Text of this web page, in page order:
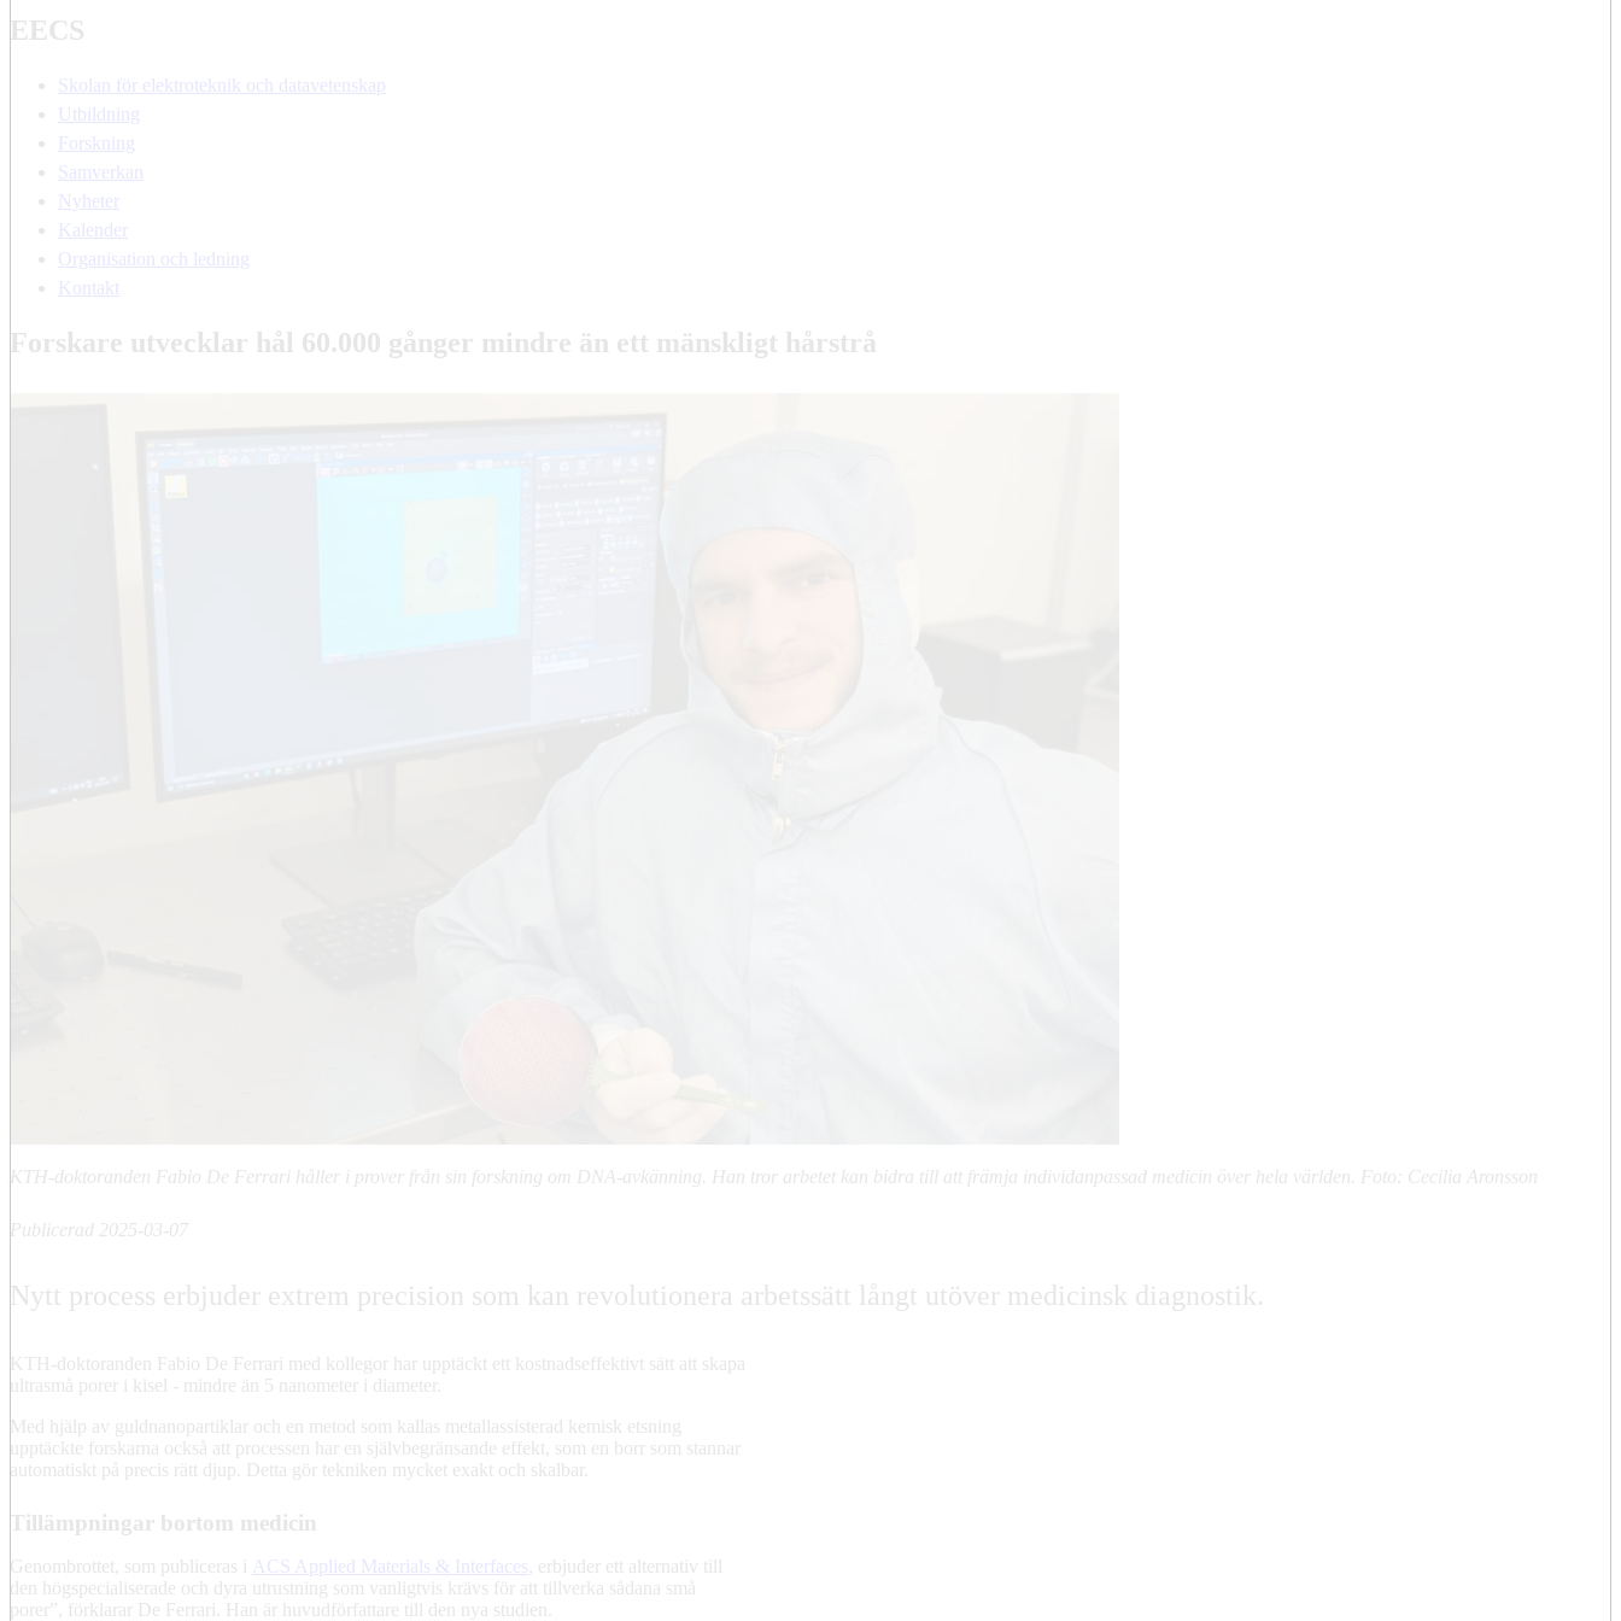
EECS
Skolan för elektroteknik och datavetenskap
Utbildning
Forskning
Samverkan
Nyheter
Kalender
Organisation och ledning
Kontakt
Forskare utvecklar hål 60.000 gånger mindre än ett mänskligt hårstrå
KTH-doktoranden Fabio De Ferrari håller i prover från sin forskning om DNA-avkänning. Han tror arbetet kan bidra till att främja individanpassad medicin över hela världen. Foto: Cecilia Aronsson
Publicerad 2025-03-07
Nytt process erbjuder extrem precision som kan revolutionera arbetssätt långt utöver medicinsk diagnostik.
KTH-doktoranden Fabio De Ferrari med kollegor har upptäckt ett kostnadseffektivt sätt att skapa
ultrasmå porer i kisel - mindre än 5 nanometer i diameter.
Med hjälp av guldnanopartiklar och en metod som kallas metallassisterad kemisk etsning
upptäckte forskarna också att processen har en självbegränsande effekt, som en borr som stannar
automatiskt på precis rätt djup. Detta gör tekniken mycket exakt och skalbar.
Tillämpningar bortom medicin
Genombrottet, som publiceras i ACS Applied Materials & Interfaces , erbjuder ett alternativ till
den högspecialiserade och dyra utrustning som vanligtvis krävs för att tillverka sådana små
porer”, förklarar De Ferrari. Han är huvudförfattare till den nya studien.